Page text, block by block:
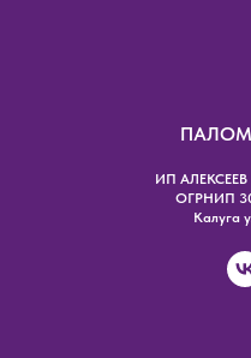
ИП
ОГРНИП
Калуга